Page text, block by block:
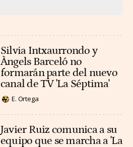
Silvia Intxaurrondo y
Àngels Barceló no
formarán parte del nuevo
canal de TV 'La Séptima'
E. Ortega
Javier Ruiz comunica a su
equipo que se marcha a 'La